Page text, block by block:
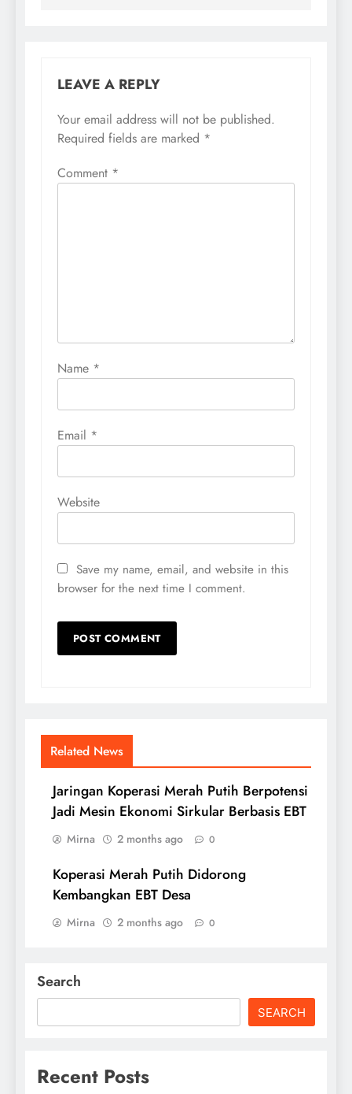
LEAVE A REPLY
Your email address will not be published.
Required fields are marked *
Comment *
Name *
Email *
Website
Save my name, email, and website in this
browser for the next time I comment.
Related News
Jaringan Koperasi Merah Putih Berpotensi
Jadi Mesin Ekonomi Sirkular Berbasis EBT
Mirna 2 months ago 0
Koperasi Merah Putih Didorong
Kembangkan EBT Desa
Mirna 2 months ago 0
Search
SEARCH
Recent Posts